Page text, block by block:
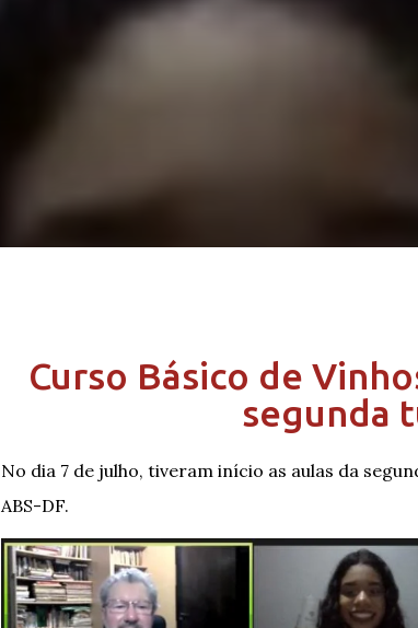
Curso Básico de
segunda
No dia 7 de julho, tiveram início as aulas da
ABS-DF.